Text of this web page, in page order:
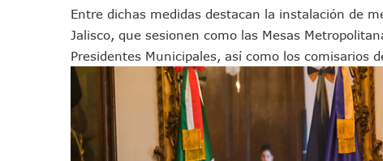
Lluvias E Inundaciones No
Bruno Blancas Reúne A
Entregan Aparato Auditivo A
Juan Carlos Castro Realiza
Huracán En Formación Podría
Viajar A Puerto Vallarta Este
Buscan Reducir Riesgos Por
Entre dichas medidas destacan la instalación de
Jalisco, que sesionen como las Mesas
Presidentes Municipales, así como los comisarios